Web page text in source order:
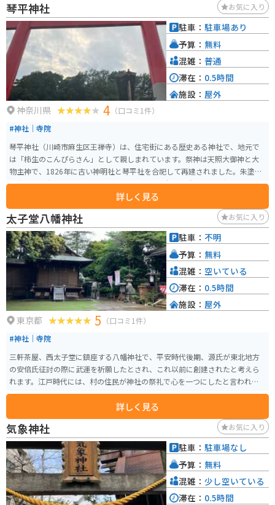
域住民に「馬橋稲荷（まばしいなり）」と親しまれ、静かな神域での結婚式
も増えているそうです。
琴平神社 お気に入り
神奈川県 4 （口コミ1件）
#神社｜寺院
琴平神社（川崎市麻生区王禅寺）は、住宅街にある歴史ある神社で、地元で
は「柿生のこんぴらさん」として親しまれています。祭神は天照大御神と大
物主神で、1826年に古い神明社と琴平社を合祀して再建されました。朱塗り
の大鳥居や本殿、儀式殿があり、安産や家内安全、厄除けなどの祈願も受け
られます。小田急線柿生駅からバスでもアクセスでき、地域の人々に親しまれ
ている神社です。
詳しく見る
駐車： 駐車場あり
予算： 無料
混雑： 普通
滞在： 0.5時間
施設： 屋外
太子堂八幡神社 お気に入り
東京都 5 （口コミ1件）
#神社｜寺院
三軒茶屋、西太子堂に鎮座する八幡神社で、平安時代後期、源氏が東北地方
の安倍氏征討の際に武運を祈願したとされ、これ以前に創建されたと考えら
れます。江戸時代には、村の住民が神社の祭礼で心を一つにしたと言われ、
その伝統は現在まで受け継がれています。神社では、毎月特定の御朱印が授
与され、独特のデザインで人気です。特に例祭が盛大に行われ、地域の住民
にとっても重要な役割を果たしています。
詳しく見る
駐車： 不明
予算： 無料
混雑： 空いている
滞在： 0.5時間
施設： 屋外
気象神社 お気に入り
駐車： 駐車場なし
予算： 無料
混雑： 少し空いている
滞在： 0.5時間